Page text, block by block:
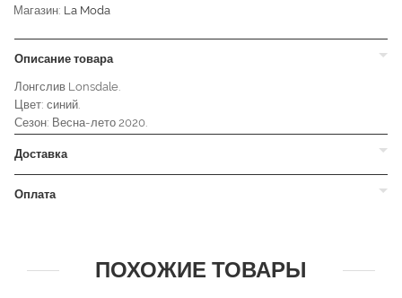
Магазин: La Moda
Описание товара
Лонгслив Lonsdale.
Цвет: синий.
Сезон: Весна-лето 2020.
Доставка
Оплата
ПОХОЖИЕ ТОВАРЫ